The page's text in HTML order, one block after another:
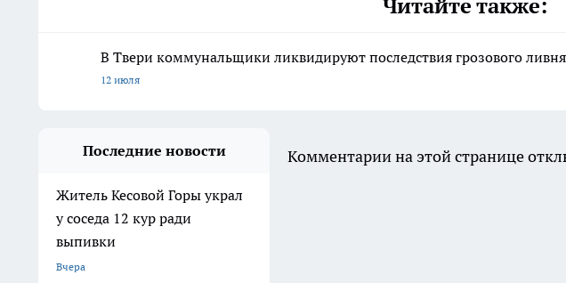
Читайте также:
В Твери коммунальщики ликвидируют последствия грозового ливня
12 июля
Последние новости
Житель Кесовой Горы украл
у соседа 12 кур ради
выпивки
Вчера
Комментарии на этой странице